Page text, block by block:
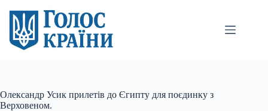
вмісту
Олександр Усик прилетів до Єгипту для поєдинку з
Верховеном.